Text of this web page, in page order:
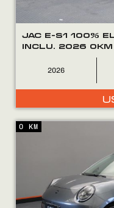
JAC E-S1 100%
INCLU. 2026 0KM
2026
0 KM